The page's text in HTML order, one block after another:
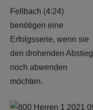
Fellbach (4:24)
benötigen eine
Erfolgsserie, wenn sie
den drohenden Abstieg
noch abwenden
möchten.